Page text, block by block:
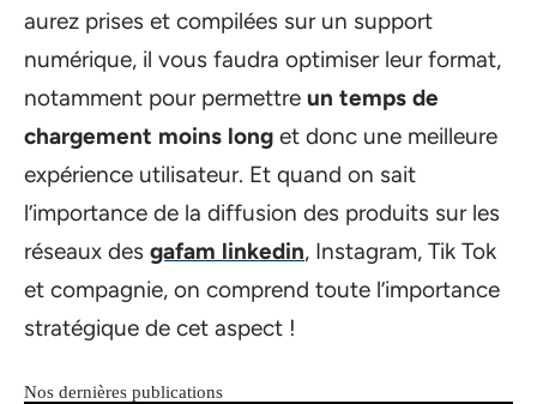
aurez prises et compilées sur un support
numérique, il vous faudra optimiser leur format,
notamment pour permettre un temps de
chargement moins long et donc une meilleure
expérience utilisateur. Et quand on sait
l’importance de la diffusion des produits sur les
réseaux des gafam linkedin, Instagram, Tik Tok
et compagnie, on comprend toute l’importance
stratégique de cet aspect !
Nos dernières publications